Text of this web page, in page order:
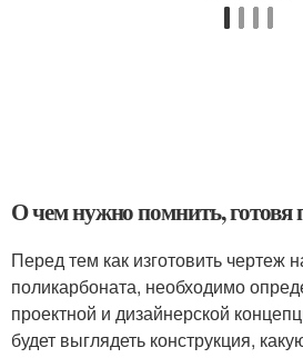
О чем нужно помнить, готовя
Перед тем как изготовить чертеж
поликарбоната, необходимо
проектной и дизайнерской
будет выглядеть конструкция,